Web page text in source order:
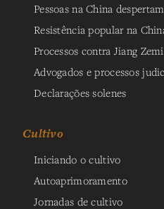
Pessoas na China
Resistência popular na
Processos contra Jiang
Advogados e processos
Declarações solenes
Cultivo
Iniciando o cultivo
Autoaprimoramento
Jornadas de cultivo